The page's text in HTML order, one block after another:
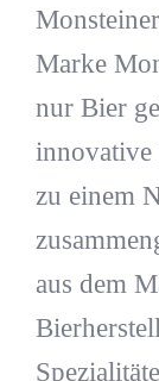
Marke
nur Bier
innovative
zu einem
aus dem